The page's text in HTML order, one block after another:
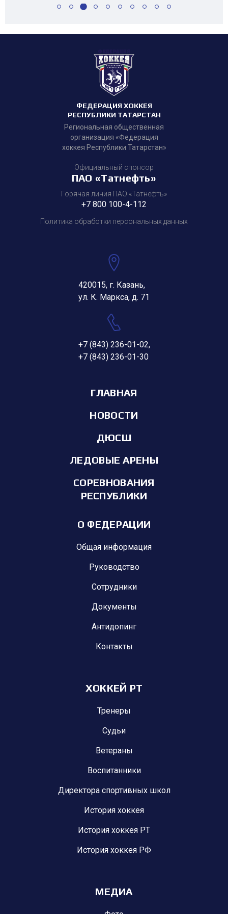
ФЕДЕРАЦИЯ ХОККЕЯ
РЕСПУБЛИКИ ТАТАРСТАН
Региональная общественная
организация «Федерация
хоккея Республики Татарстан»
Официальный спонсор
ПАО «Татнефть»
Горячая линия ПАО «Татнефть»
+7 800 100-4-112
Политика обработки персональных данных
420015, г. Казань,
ул. К. Маркса, д. 71
+7 (843) 236-01-02,
+7 (843) 236-01-30
ГЛАВНАЯ
НОВОСТИ
ДЮСШ
ЛЕДОВЫЕ АРЕНЫ
СОРЕВНОВАНИЯ
РЕСПУБЛИКИ
О ФЕДЕРАЦИИ
Общая информация
Руководство
Сотрудники
Документы
Антидопинг
Контакты
ХОККЕЙ РТ
Тренеры
Судьи
Ветераны
Воспитанники
Директора спортивных школ
История хоккея
История хоккея РТ
История хоккея РФ
МЕДИА